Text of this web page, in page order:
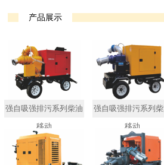
产品展示
强自吸强排污系列柴油
移动
强自吸强排污系列
移动